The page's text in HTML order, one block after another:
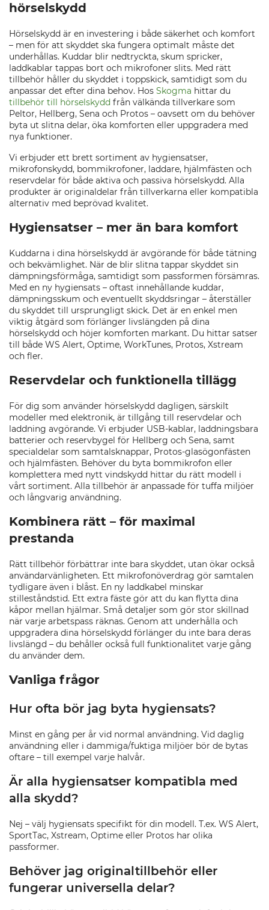
hörselskydd
Hörselskydd är en investering i både säkerhet och komfort
– men för att skyddet ska fungera optimalt måste det
underhållas. Kuddar blir nedtryckta, skum spricker,
laddkablar tappas bort och mikrofoner slits. Med rätt
tillbehör håller du skyddet i toppskick, samtidigt som du
anpassar det efter dina behov. Hos Skogma hittar du
tillbehör till hörselskydd från välkända tillverkare som
Peltor, Hellberg, Sena och Protos – oavsett om du behöver
byta ut slitna delar, öka komforten eller uppgradera med
nya funktioner.
Vi erbjuder ett brett sortiment av hygiensatser,
mikrofonskydd, bommikrofoner, laddare, hjälmfästen och
reservdelar för både aktiva och passiva hörselskydd. Alla
produkter är originaldelar från tillverkarna eller kompatibla
alternativ med beprövad kvalitet.
Hygiensatser – mer än bara komfort
Kuddarna i dina hörselskydd är avgörande för både tätning
och bekvämlighet. När de blir slitna tappar skyddet sin
dämpningsförmåga, samtidigt som passformen försämras.
Med en ny hygiensats – oftast innehållande kuddar,
dämpningsskum och eventuellt skyddsringar – återställer
du skyddet till ursprungligt skick. Det är en enkel men
viktig åtgärd som förlänger livslängden på dina
hörselskydd och höjer komforten markant. Du hittar satser
till både WS Alert, Optime, WorkTunes, Protos, Xstream
och fler.
Reservdelar och funktionella tillägg
För dig som använder hörselskydd dagligen, särskilt
modeller med elektronik, är tillgång till reservdelar och
laddning avgörande. Vi erbjuder USB-kablar, laddningsbara
batterier och reservbygel för Hellberg och Sena, samt
specialdelar som samtalsknappar, Protos-glasögonfästen
och hjälmfästen. Behöver du byta bommikrofon eller
komplettera med nytt vindskydd hittar du rätt modell i
vårt sortiment. Alla tillbehör är anpassade för tuffa miljöer
och långvarig användning.
Kombinera rätt – för maximal
prestanda
Rätt tillbehör förbättrar inte bara skyddet, utan ökar också
användarvänligheten. Ett mikrofonöverdrag gör samtalen
tydligare även i blåst. En ny laddkabel minskar
stilleståndstid. Ett extra fäste gör att du kan flytta dina
kåpor mellan hjälmar. Små detaljer som gör stor skillnad
när varje arbetspass räknas. Genom att underhålla och
uppgradera dina hörselskydd förlänger du inte bara deras
livslängd – du behåller också full funktionalitet varje gång
du använder dem.
Vanliga frågor
Hur ofta bör jag byta hygiensats?
Minst en gång per år vid normal användning. Vid daglig
användning eller i dammiga/fuktiga miljöer bör de bytas
oftare – till exempel varje halvår.
Är alla hygiensatser kompatibla med
alla skydd?
Nej – välj hygiensats specifikt för din modell. T.ex. WS Alert,
SportTac, Xstream, Optime eller Protos har olika
passformer.
Behöver jag originaltillbehör eller
fungerar universella delar?